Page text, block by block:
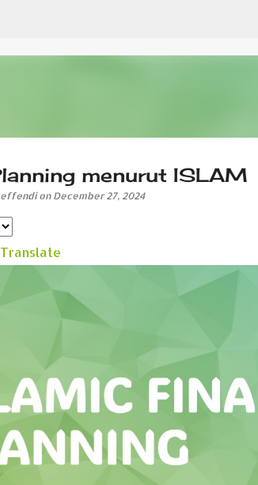
menurut ISLAM
effendi on December 27, 2024
Translate